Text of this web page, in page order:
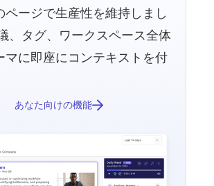
ページで生産性を維持しまし
、タグ、ワークスペース全体
マに即座にコンテキストを付
あなた向けの機能